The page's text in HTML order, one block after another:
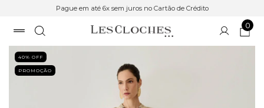
Pague em até 6x sem juros no Cartão de Crédito
0
40% OFF
PROMOÇÃO